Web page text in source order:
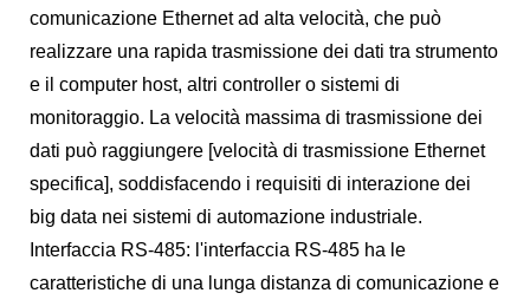
comunicazione Ethernet ad alta velocità, che può
realizzare una rapida trasmissione dei dati tra strumento
e il computer host, altri controller o sistemi di
monitoraggio. La velocità massima di trasmissione dei
dati può raggiungere [velocità di trasmissione Ethernet
specifica], soddisfacendo i requisiti di interazione dei
big data nei sistemi di automazione industriale.
Interfaccia RS-485: l'interfaccia RS-485 ha le
caratteristiche di una lunga distanza di comunicazione e